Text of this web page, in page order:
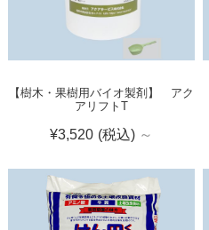
【樹木・果樹用バイオ製剤】 アク
アリフトT
¥3,520 (税込) ～